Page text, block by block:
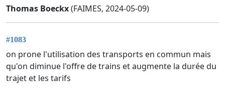
Thomas Boeckx(FAIMES, 2024-05-09)
#1083
on prone l'utilisation des transports en commun mais
qu'on diminue l'offre de trains et augmente la durée du
trajet et les tarifs